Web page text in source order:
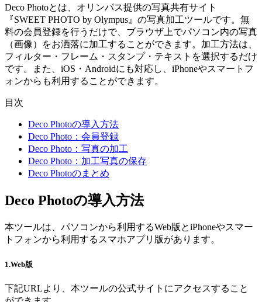
Deco Photoとは、オリンパス提供の写真共有サイト
『SWEET PHOTO by Olympus』の写真加工ツールです。無
料の会員登録を行うだけで、ブラウザ上でパソコン内の写真
（画像）をお洒落に加工することができます。加工方法は、
フィルター・フレーム・スタンプ・テキストを選択するだけ
です。また、iOS・Androidにも対応し、iPhoneやスマートフ
ォンからも利用することができます。
目次
Deco Photoの導入方法
Deco Photo：会員登録
Deco Photo：写真の加工
Deco Photo：加工写真の保存
Deco Photoのまとめ
Deco Photoの導入方法
本ツールは、パソコンから利用するWeb版とiPhoneやスマー
トフォンから利用するスマホアプリ版があります。
1.Web版
下記URLより、本ツールの公式サイトにアクセスすること